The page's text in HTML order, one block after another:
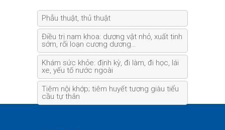
Phẫu thuật, thủ thuật
Điều trị nam khoa: dương vật nhỏ, xuất tinh
sớm, rối loạn cương dương…
Khám sức khỏe: định kỳ, đi làm, đi học, lái
xe, yếu tố nước ngoài
Tiêm nội khớp; tiêm huyết tương giàu tiểu
cầu tự thân